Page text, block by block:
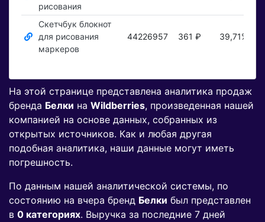
рисования
Скетчбук блокнот
для рисования
маркеров
44226957 361 ₽ 39,71%
На этой странице представлена аналитика продаж
бренда Белки на Wildberries, произведенная нашей
компанией на основе данных, собранных из
открытых источников. Как и любая другая
подобная аналитика, наши данные могут иметь
погрешность.
По данным нашей аналитической системы, по
состоянию на вчера бренд Белки был представлен
в 0 категориях. Выручка за последние 7 дней